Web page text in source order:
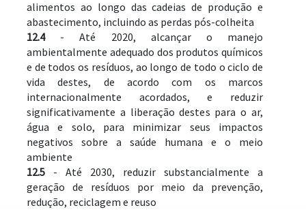
alimentos ao longo das cadeias de produção e
abastecimento, incluindo as perdas pós-colheita
12.4 - Até 2020, alcançar o manejo
ambientalmente adequado dos produtos químicos
e de todos os resíduos, ao longo de todo o ciclo de
vida destes, de acordo com os marcos
internacionalmente acordados, e reduzir
significativamente a liberação destes para o ar,
água e solo, para minimizar seus impactos
negativos sobre a saúde humana e o meio
ambiente
12.5 - Até 2030, reduzir substancialmente a
geração de resíduos por meio da prevenção,
redução, reciclagem e reuso